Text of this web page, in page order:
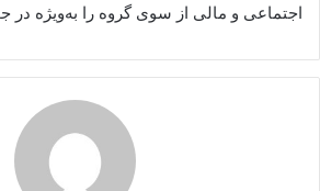
اجتماعی و مالی از سوی گروه را به‌ویژه در